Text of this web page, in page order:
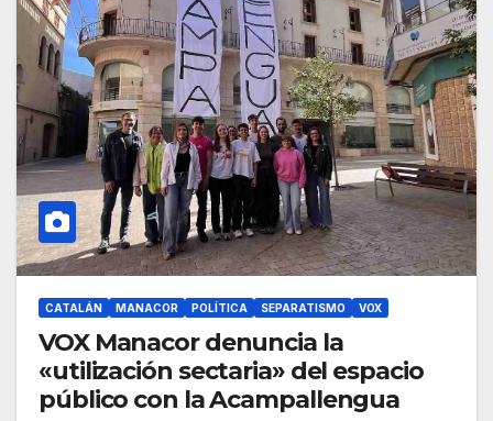
CATALÁN MANACOR POLÍTICA SEPARATISMO VOX
VOX Manacor denuncia la
«utilización sectaria» del espacio
público con la Acampallengua